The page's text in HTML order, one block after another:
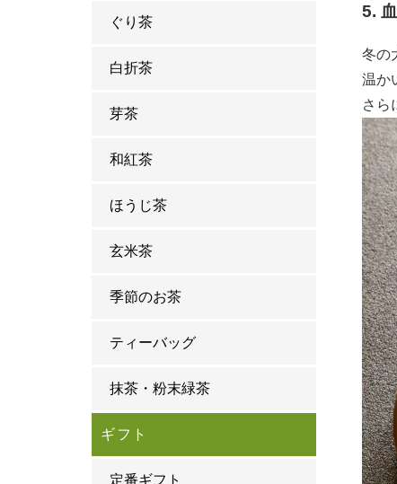
5.
冬の
温か
さら
ぐり茶
白折茶
芽茶
和紅茶
ほうじ茶
玄米茶
季節のお茶
ティーバッグ
抹茶・粉末緑茶
ギフト
定番ギフト